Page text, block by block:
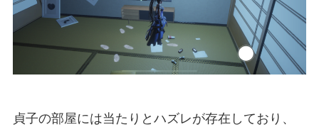
貞子の部屋には当たりとハズレが存在しており、